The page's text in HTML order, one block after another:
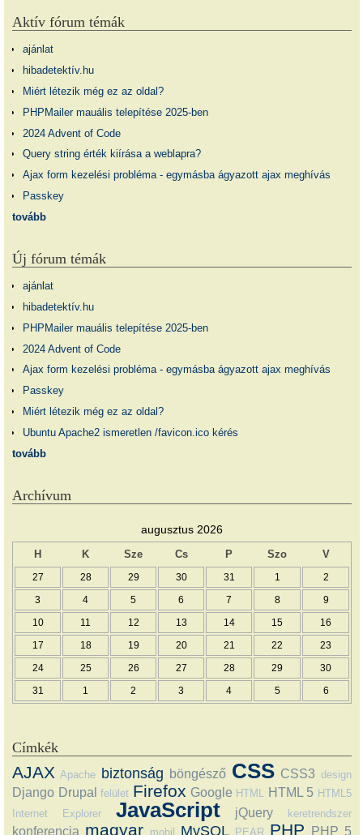
Aktív fórum témák
ajánlat
hibadetektív.hu
Miért létezik még ez az oldal?
PHPMailer mauális telepítése 2025-ben
2024 Advent of Code
Query string érték kiírása a weblapra?
Ajax form kezelési probléma - egymásba ágyazott ajax meghívás
Passkey
tovább
Új fórum témák
ajánlat
hibadetektív.hu
PHPMailer mauális telepítése 2025-ben
2024 Advent of Code
Ajax form kezelési probléma - egymásba ágyazott ajax meghívás
Passkey
Miért létezik még ez az oldal?
Ubuntu Apache2 ismeretlen /favicon.ico kérés
tovább
Archívum
augusztus 2026
H K Sze Cs P Szo V
27 28 29 30 31 1 2
3 4 5 6 7 8 9
10 11 12 13 14 15 16
17 18 19 20 21 22 23
24 25 26 27 28 29 30
31 1 2 3 4 5 6
Címkék
AJAX Apache biztonság böngésző CSS CSS3 design
Django Drupal felület Firefox Google HTML HTML 5 HTML5
Internet Explorer
JavaScript jQuery keretrendszer
konferencia magyar mobil MySQL PEAR PHP PHP 5